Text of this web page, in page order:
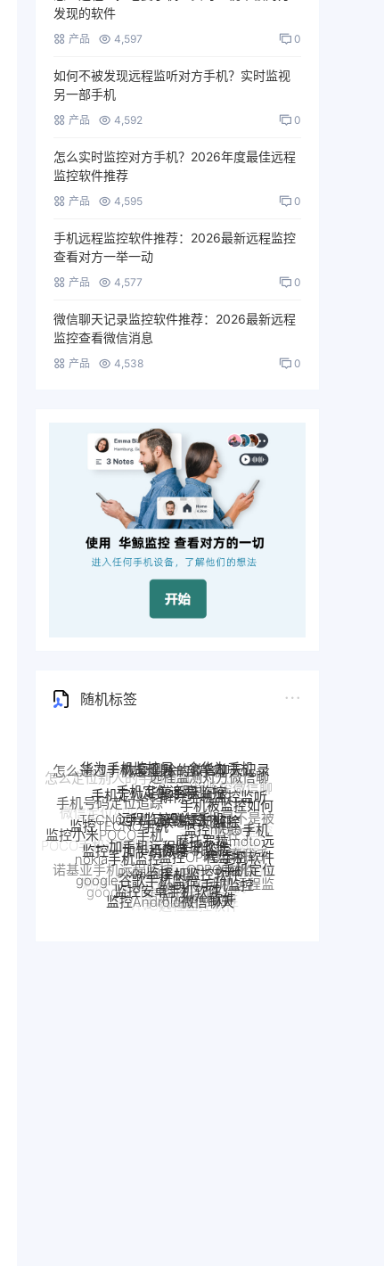
发现的软件
产品 4,597 0
如何不被发现远程监听对方手机？实时监视
另一部手机
产品 4,592 0
怎么实时监控对方手机？2026年度最佳远程
监控软件推荐
产品 4,595 0
手机远程监控软件推荐：2026最新远程监控
查看对方一举一动
产品 4,577 0
微信聊天记录监控软件推荐：2026最新远程
监控查看微信消息
产品 4,538 0
随机标签
手机号码定位追踪
手机定位app解除手机监控监听
手机被监控如何
解除
手机是不是被
监控了
手机被别人监控
了怎么解除
iPhone苹果手机监控
小米POCO远程控制
POCO手机远程监控
监控小米POCO手机
监控TECNO手机
TECNO手机远程监控
远程监控联想手机
联想手机监控
监控moto手机
摩托罗拉moto远
程监控
监控真我手
机软件
真我手机远程监控
别人手机
realme手机监控
怎么远程监控中兴手机
中兴myos手机监控
魅族手机怎么远程监控另一台手机
魅族手机监控
诺基亚手机远程监控
nokia手机监控
监控一加手机微信
一加手机远程监控软件
一加手机监控
监控OPPO手机软件
OPPO手机定位
OPPO手机远程监
控
手机窃听
VIVO远程监控软件
VIVO手机监控
google Pixel监控
google谷歌手机监控
Pixel监控APP
Pixel手机监控软件
google手机监控
Android软件
监控Android微信聊天
监控安卓手机软件